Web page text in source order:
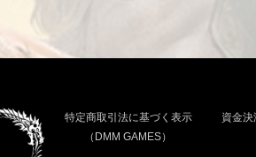
特定商取引法に基づく表示
（DMM GAMES）
資金